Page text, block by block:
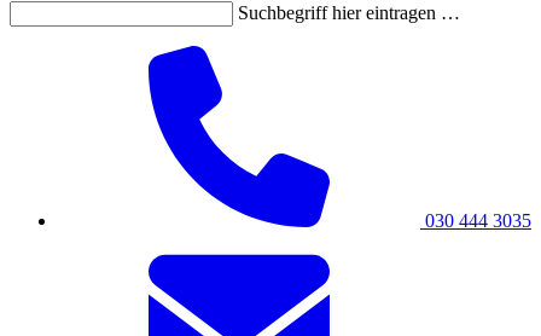
Suchbegriff hier eintragen …
030 444 3035